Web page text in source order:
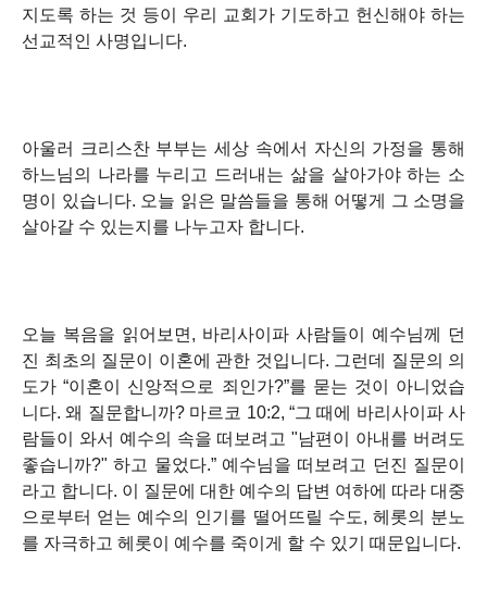
지도록 하는 것 등이 우리 교회가 기도하고 헌신해야 하는
선교적인 사명입니다.
아울러 크리스찬 부부는 세상 속에서 자신의 가정을 통해
하느님의 나라를 누리고 드러내는 삶을 살아가야 하는 소
명이 있습니다. 오늘 읽은 말씀들을 통해 어떻게 그 소명을
살아갈 수 있는지를 나누고자 합니다.
오늘 복음을 읽어보면, 바리사이파 사람들이 예수님께 던
진 최초의 질문이 이혼에 관한 것입니다. 그런데 질문의 의
도가 “이혼이 신앙적으로 죄인가?”를 묻는 것이 아니었습
니다. 왜 질문합니까? 마르코 10:2, “그 때에 바리사이파 사
람들이 와서 예수의 속을 떠보려고 "남편이 아내를 버려도
좋습니까?" 하고 물었다.” 예수님을 떠보려고 던진 질문이
라고 합니다. 이 질문에 대한 예수의 답변 여하에 따라 대중
으로부터 얻는 예수의 인기를 떨어뜨릴 수도, 헤롯의 분노
를 자극하고 헤롯이 예수를 죽이게 할 수 있기 때문입니다.